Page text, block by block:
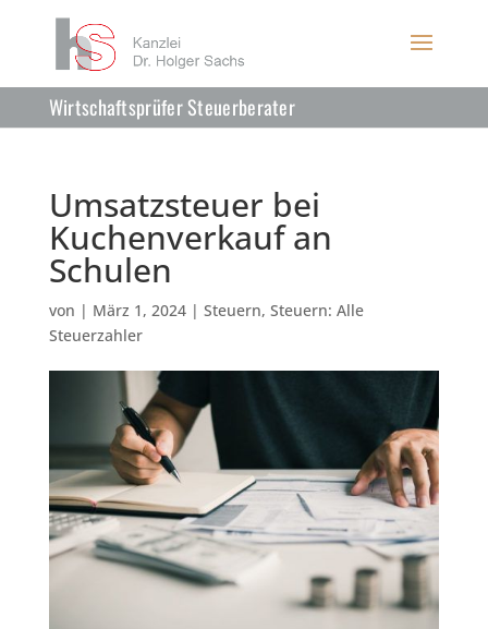
Wirtschaftsprüfer Steuerberater
Umsatzsteuer bei
Kuchenverkauf an
Schulen
von | März 1, 2024| Steuern, Steuern: Alle
Steuerzahler